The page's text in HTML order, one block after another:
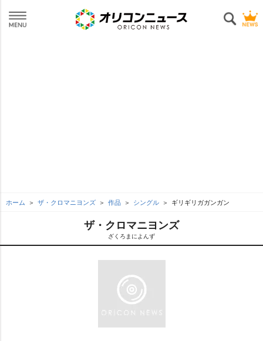
ホーム ザ・クロマニヨンズ 作品 シングル ギリギリガガンガン
ザ・クロマニヨンズ
ざくろまによんず